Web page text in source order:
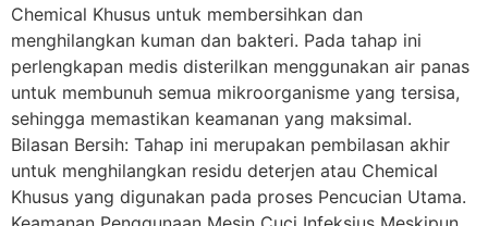
Chemical Khusus untuk membersihkan dan
menghilangkan kuman dan bakteri. Pada tahap ini
perlengkapan medis disterilkan menggunakan air panas
untuk membunuh semua mikroorganisme yang tersisa,
sehingga memastikan keamanan yang maksimal.
Bilasan Bersih: Tahap ini merupakan pembilasan akhir
untuk menghilangkan residu deterjen atau Chemical
Khusus yang digunakan pada proses Pencucian Utama.